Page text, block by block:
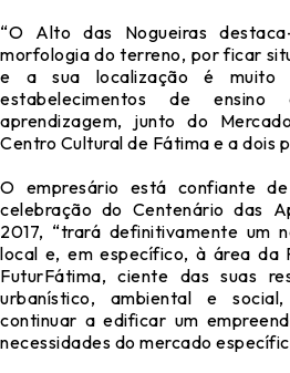
“O Alto das Nogueiras
morfologia do terreno, por ficar
e a sua localização é muito
estabelecimentos de
aprendizagem, junto do
Centro Cultural de Fátima e a dois
O empresário está confiante
celebração do Centenário das
2017, “trará definitivamente um
local e, em específico, à área da
FuturFátima, ciente das suas
urbanístico, ambiental e
continuar a edificar um
necessidades do mercado